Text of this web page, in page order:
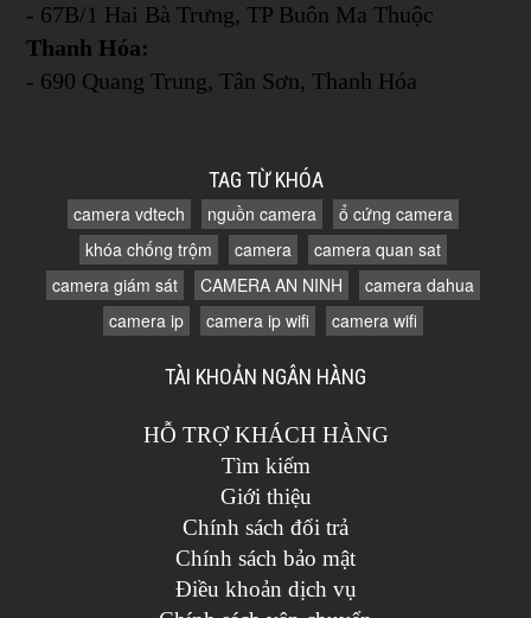
- 67B/1 Hai Bà Trưng, TP Buôn Ma Thuộc
Thanh Hóa:
- 690 Quang Trung, Tân Sơn, Thanh Hóa
TAG TỪ KHÓA
camera vdtech nguồn camera
ổ cứng camera
khóa chống trộm
camera
camera quan sat
camera giám sát
CAMERA AN NINH
camera dahua
camera ip
camera ip wifi camera wifi
TÀI KHOẢN NGÂN HÀNG
HỖ TRỢ KHÁCH HÀNG
Tìm kiếm
Giới thiệu
Chính sách đổi trả
Chính sách bảo mật
Điều khoản dịch vụ